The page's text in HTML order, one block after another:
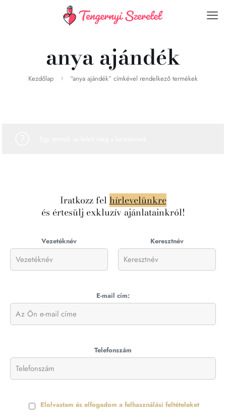
anya ajándék
Kezdőlap “anya ajándék” címkével rendelkező termékek
Iratkozz felhírlevelünkre
és értesülj exkluzív ajánlatainkról!
Vezetéknév Keresztnév
E-mail cím:
Telefonszám
Elolvastam és elfogadom a felhasználási feltételeket